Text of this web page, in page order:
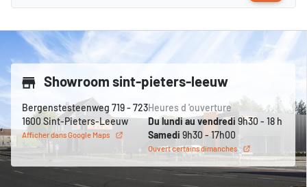
Showroom sint-pieters-leeuw
Bergenstesteenweg 719 - 723
1600 Sint-Pieters-Leeuw
Afficher dans Google Maps
Heures d 'ouverture
Du lundi au vendredi 9h30 - 18 h
Samedi 9h30 - 17h00
Ouvert certains dimanches